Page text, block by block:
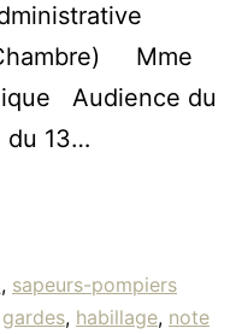
Mme
Audience du
du 13…
, sapeurs-pompiers
gardes, habillage, note